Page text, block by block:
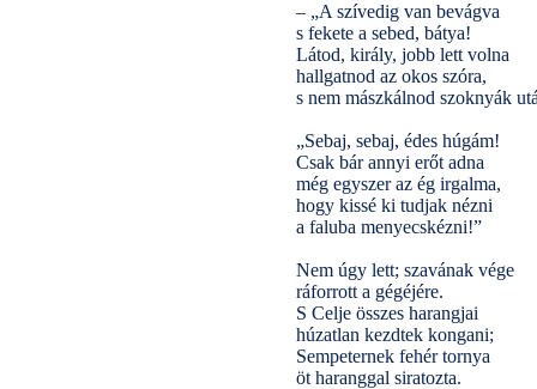
– „A szívedig van bevágva
s fekete a sebed, bátya!
Látod, király, jobb lett volna
hallgatnod az okos szóra,
s nem mászkálnod szoknyák
„Sebaj, sebaj, édes húgám!
Csak bár annyi erőt adna
még egyszer az ég irgalma,
hogy kissé ki tudjak nézni
a faluba menyecskézni!”
Nem úgy lett; szavának vége
ráforrott a gégéjére.
S Celje összes harangjai
húzatlan kezdtek kongani;
Sempeternek fehér tornya
öt haranggal siratozta.